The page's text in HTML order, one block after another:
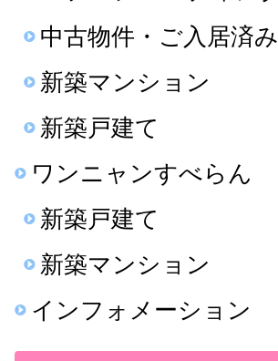
中古物件・ご入居済み
新築マンション
新築戸建て
ワンニャンすべらん
新築戸建て
新築マンション
インフォメーション